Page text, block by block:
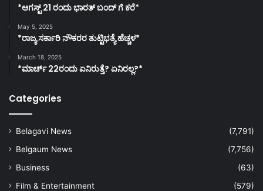
*ಆಗಸ್ಟ್ 21 ರಂದು ಭಾರತ್‌ ಬಂದ್‌ ಗೆ ಕರೆ*
May 5, 2025
*ರಾಜ್ಯ ಸರ್ಕಾರಿ ನೌಕರರ ತುಟ್ಟಿಭತ್ಯೆ ಹೆಚ್ಚಳ*
March 18, 2025
*ಮಾರ್ಚ್ 22ರಂದು ಏನಿರುತ್ತೆ? ಏನಿರಲ್ಲ?*
Categories
Belagavi News
(7,791)
Belgaum News
(7,756)
Business
(63)
Film & Entertainment
(579)